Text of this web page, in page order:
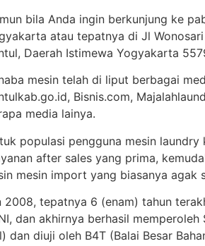
bila Anda ingin berkunjung ke
atau tepatnya di Jl
Daerah Istimewa Yogyakarta
mesin telah di liput berbagai
Bisnis.com,
media lainya.
populasi pengguna mesin
after sales yang prima,
mesin import yang biasanya agak
2008, tepatnya 6 (enam) tahun
dan akhirnya berhasil
dan diuji oleh B4T (Balai Besar